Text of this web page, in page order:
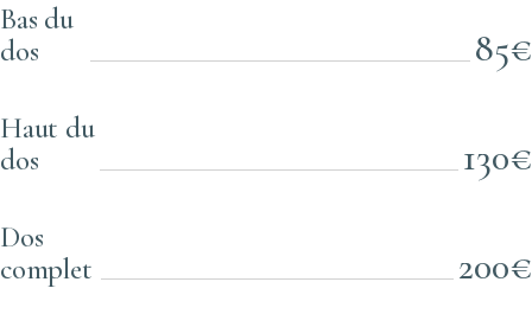
Bas du
dos
85€
Haut du
dos
130€
Dos
complet
200€